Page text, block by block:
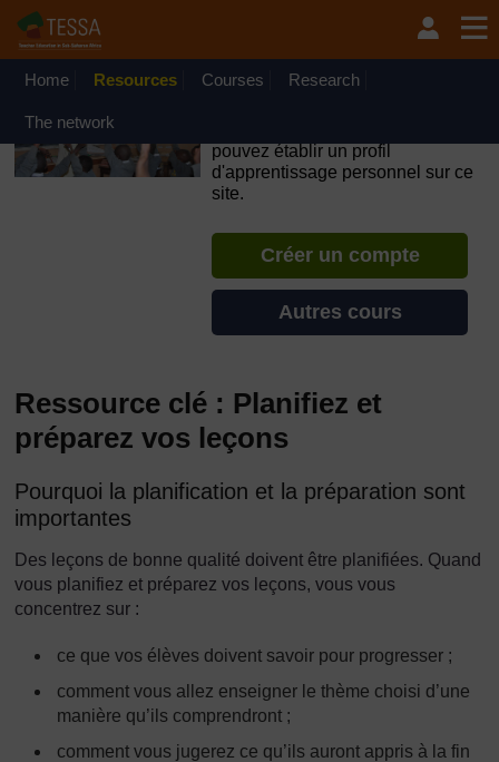
Passer au contenu principal
OpenLearn Create will be unavailable on Wednesday 12
August 2026 from 8am to 10.30am (GMT) due to routine
Home Resources Courses Research
The network
pouvez établir un profil
d'apprentissage personnel sur ce
site.
Créer un compte
Autres cours
Ressource clé : Planifiez et
préparez vos leçons
Pourquoi la planification et la préparation sont
importantes
Des leçons de bonne qualité doivent être planifiées. Quand
vous planifiez et préparez vos leçons, vous vous
concentrez sur :
ce que vos élèves doivent savoir pour progresser ;
comment vous allez enseigner le thème choisi d’une
manière qu’ils comprendront ;
comment vous jugerez ce qu’ils auront appris à la fin